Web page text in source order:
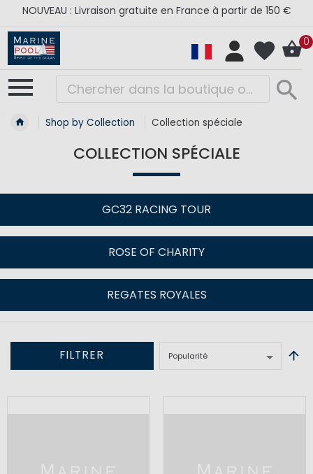
NOUVEAU : Livraison gratuite en France à partir de 150 €
0
Shop by Collection Collection spéciale
COLLECTION SPÉCIALE
GC32 RACING TOUR
ROSE OF CHARITY
REGATES ROYALES
FILTRER